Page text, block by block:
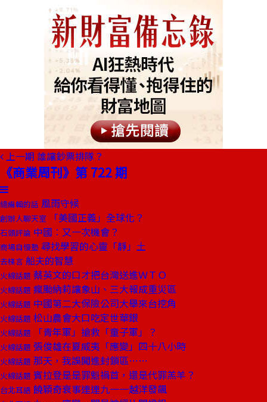
上一期 誰讓鈔票排隊？
《商業周刊》第 722 期
總編輯的話 風雨守候
創辦人聊天室 「美國正義」全球化？
石頭評論 中國︰又一次機會？
商場自慢塾 尋找學習的心靈「靜」土
去梯言 船夫的智慧
火線話題 蔡英文的口才把台灣送進ＷＴＯ
火線話題 瘋颱納莉讓象山、三大報成重災區
火線話題 中國第二大保險公司大舉來台挖角
火線話題 松山農會大口吃定世華銀
火線話題 「青年軍」搶救「童子軍」？
火線話題 張俊雄在夏威夷「應變」四十八小時
火線話題 那天，我誤闖進封鎖區……
火線話題 賓拉登是是罪魁禍首，還是代罪羔羊？
台北耳語 饒穎奇衰事連連九一一越洋發飆